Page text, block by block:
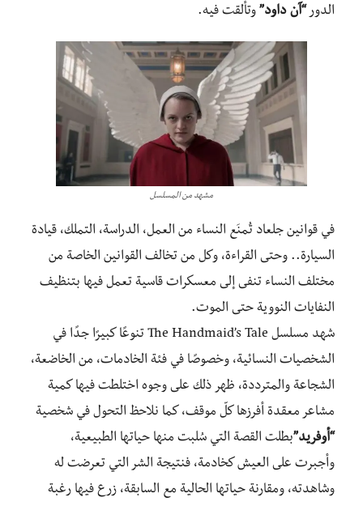
الدور “آن داود” وتألقت فيه.
مشهد من المسلسل
في قوانين جلعاد تُمنَع النساء من العمل، الدراسة، التملك، قيادة
السيارة.. وحتى القراءة، وكل من تخالف القوانين الخاصة من
مختلف النساء تنفى إلى معسكرات قاسية تعمل فيها بتنظيف
النفايات النووية حتى الموت.
شهد مسلسل The Handmaid’s Tale تنوعًا كبيرًا جدًا في
الشخصيات النسائية، وخصوصًا في فئة الخادمات، من الخاضعة،
الشجاعة والمترددة، ظهر ذلك على وجوه اختلطت فيها كمية
مشاعر معقدة أفرزها كلّ موقف، كما نلاحظ التحول في شخصية
“أوفريد”بطلت القصة التي سُلبت منها حياتها الطبيعية،
وأجبرت على العيش كخادمة، فنتيجة الشر التي تعرضت له
وشاهدته، ومقارنة حياتها الحالية مع السابقة، زرع فيها رغبة